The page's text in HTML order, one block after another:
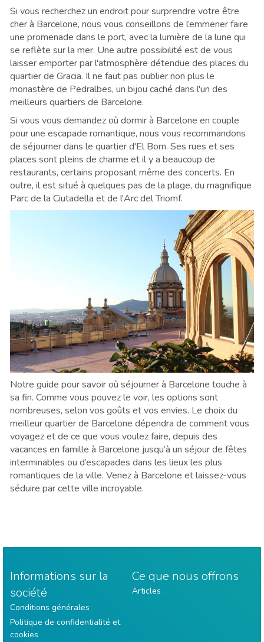
Si vous recherchez un endroit pour surprendre votre être
cher à Barcelone, nous vous conseillons de l’emmener faire
une promenade dans le port, avec la lumière de la lune qui
se reflète sur la mer. Une autre possibilité est de vous
laisser emporter par l'atmosphère détendue des places du
quartier de Gracia. Il ne faut pas oublier non plus le
monastère de Pedralbes, un bijou caché dans l'un des
meilleurs quartiers de Barcelone.
Si vous vous demandez où dormir à Barcelone en couple
pour une escapade romantique, nous vous recommandons
de séjourner dans le quartier d'El Born. Ses rues et ses
places sont pleins de charme et il y a beaucoup de
restaurants, certains proposant même des concerts. En
outre, il est situé à quelques pas de la plage, du magnifique
Parc de la Ciutadella et de l'Arc del Triomf.
Notre guide pour savoir où séjourner à Barcelone touche à
sa fin. Comme vous pouvez le voir, les options sont
nombreuses, selon vos goûts et vos envies. Le choix du
meilleur quartier de Barcelone dépendra de comment vous
voyagez et de ce que vous voulez faire, depuis des
vacances en famille à Barcelone jusqu’à un séjour de fêtes
interminables ou d’escapades dans les lieux les plus
romantiques de la ville. Venez à Barcelone et laissez-vous
séduire par cette ville incroyable.
Informations sur la
société
Conditions générales
Politique de confidentialité et
cookies
Ce que nous offrons
Articles